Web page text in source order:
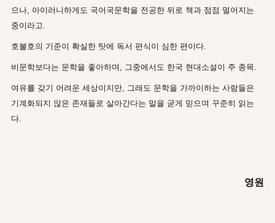
으나, 아이러니하게도 국어국문학을 전공한 뒤로 책과 점점 멀어지는
중이라고.
호불호의 기준이 확실한 탓에 독서 편식이 심한 편이다.
비문학보다는 문학을 좋아하며, 그중에서도 한국 현대소설이 주 종목.
여유를 갖기 어려운 세상이지만, 그래도 문학을 가까이하는 사람들은
기계화되지 않은 존재들로 살아간다는 말을 굳게 믿으며 꾸준히 읽는
다.
영원